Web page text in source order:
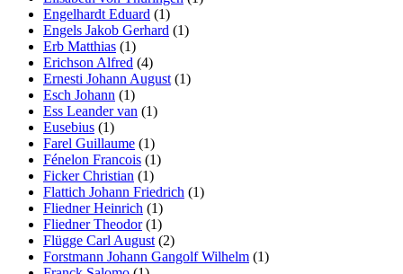
Engelhardt Eduard (1)
Engels Jakob Gerhard (1)
Erb Matthias (1)
Erichson Alfred (4)
Ernesti Johann August (1)
Esch Johann (1)
Ess Leander van (1)
Eusebius (1)
Farel Guillaume (1)
Fénelon Francois (1)
Ficker Christian (1)
Flattich Johann Friedrich (1)
Fliedner Heinrich (1)
Fliedner Theodor(1)
Flügge Carl August (2)
Forstmann Johann Gangolf Wilhelm (1)